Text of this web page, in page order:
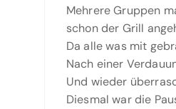
Mehrere Gruppen
schon der Grill
Da alle was mit
Nach einer
Und wieder
Diesmal war die